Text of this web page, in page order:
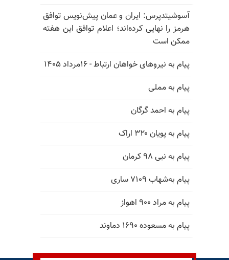
آسوشیتدپرس: ایران و عمان پیش‌نویس توافق
هرمز را نهایی کرده‌اند؛ اعلام توافق این هفته
ممکن است
پیام به نیروهای خواهان ارتباط - ۱۶مرداد ۱۴۰۵
پیام به مملی
پیام به احمد گرگان
پیام به پویان ۳۲۰ اراک
پیام به نبی ۹۸ کرمان
پیام به‌شهاب ۷۱۰۹ ساری
پیام به مراد ۹۰۰ اهواز
پیام به مسعوده ۱۶۹۰ دماوند